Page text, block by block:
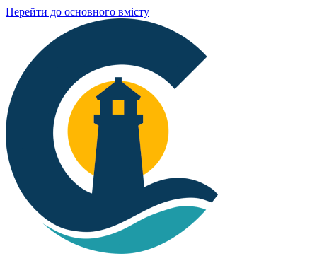
Перейти до основного вмісту